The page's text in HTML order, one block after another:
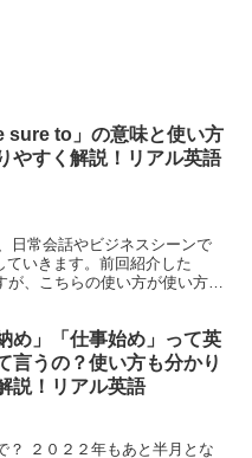
sure to」の意味と使い方
やすく解説！リアル英語
日常会話やビジネスシーンで
ていきます。前回紹介した
が、こちらの使い方が使い方は
め」「仕事始め」って英
言うの？使い方も分かり
説！リアル英語
？ ２０２２年もあと半月とな